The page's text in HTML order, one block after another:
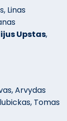
Linas
Upstas,
Arvydas
Tomas